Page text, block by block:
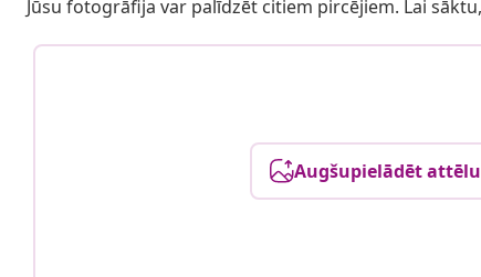
Jūsu fotogrāfija var palīdzēt citiem pircējiem. Lai
Augšupielādēt attēlu